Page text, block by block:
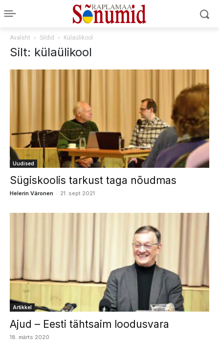
Avaleht Sildid Külaülikool
Silt: külaülikool
Uudised
Sügiskoolis tarkust taga nõudmas
Helerin Väronen - 21. sept 2021
Artikkel
Ajud – Eesti tähtsaim loodusvara
18. märts 2020